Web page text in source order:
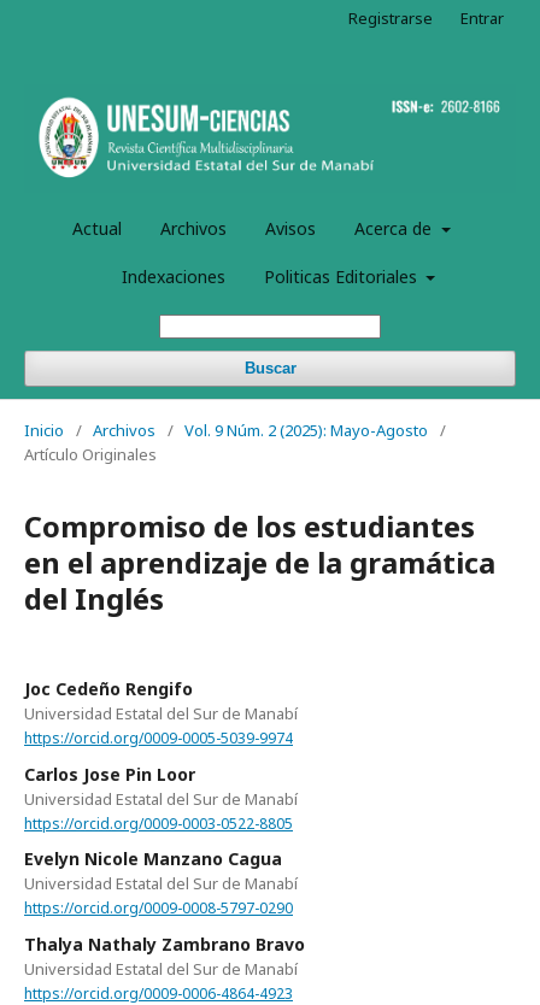
Actual Archivos Avisos Acerca de
Indexaciones Politicas Editoriales
Buscar
Registrarse Entrar
Inicio / Archivos / Vol. 9 Núm. 2 (2025): Mayo-Agosto
/
Artículo Originales
Compromiso de los estudiantes
en el aprendizaje de la gramática
del Inglés
Joc Cedeño Rengifo
Universidad Estatal del Sur de Manabí
https://orcid.org/0009-0005-5039-9974
Carlos Jose Pin Loor
Universidad Estatal del Sur de Manabí
https://orcid.org/0009-0003-0522-8805
Evelyn Nicole Manzano Cagua
Universidad Estatal del Sur de Manabí
https://orcid.org/0009-0008-5797-0290
Thalya Nathaly Zambrano Bravo
Universidad Estatal del Sur de Manabí
https://orcid.org/0009-0006-4864-4923